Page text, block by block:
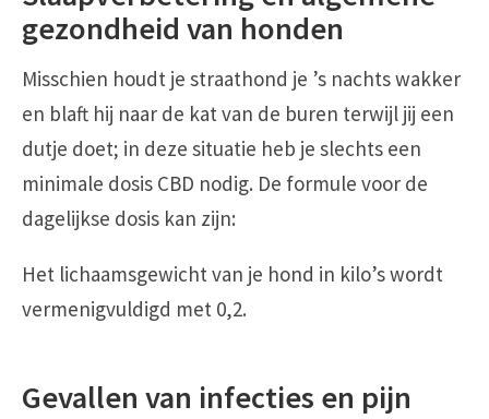
gezondheid van honden
Misschien houdt je straathond je ’s nachts wakker
en blaft hij naar de kat van de buren terwijl jij een
dutje doet; in deze situatie heb je slechts een
minimale dosis CBD nodig. De formule voor de
dagelijkse dosis kan zijn:
Het lichaamsgewicht van je hond in kilo’s wordt
vermenigvuldigd met 0,2.
Gevallen van infecties en pijn